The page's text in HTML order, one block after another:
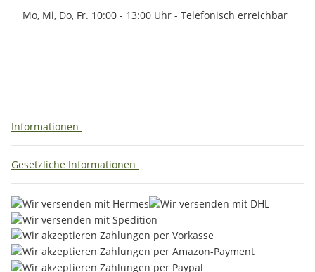
Mo, Mi, Do, Fr. 10:00 - 13:00 Uhr - Telefonisch erreichbar
Informationen
Gesetzliche Informationen